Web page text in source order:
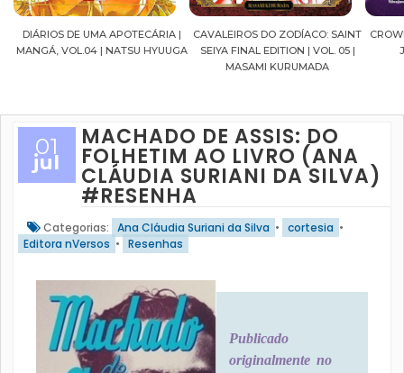
CAVALEIROS DO ZODÍACO: SAINT
SEIYA FINAL EDITION | VOL. 05 |
CROWN OF WAR AND SHADOW |
J.R.WARD #RESENHA
A
01
jul
MACHADO DE ASSIS: DO
FOLHETIM AO LIVRO (ANA
CLÁUDIA SURIANI DA SILVA)
#RESENHA
Categorias: Ana Cláudia Suriani da Silva • cortesia •
Editora nVersos • Resenhas
Publicado
originalmente no